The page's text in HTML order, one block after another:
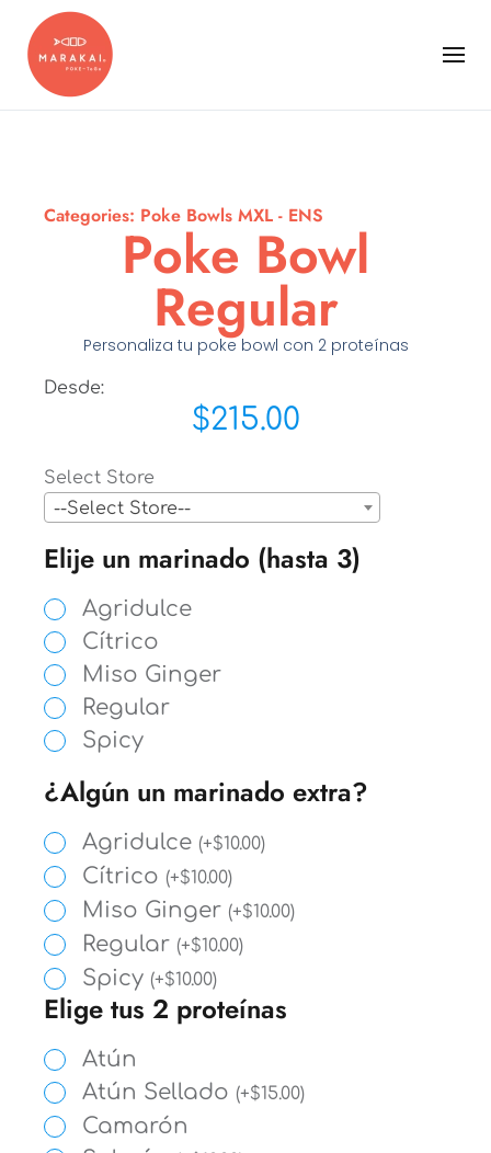
Categories: Poke Bowls MXL - ENS
Poke Bowl
Regular
Personaliza tu poke bowl con 2 proteínas
Desde:
$215.00
Select Store
--Select Store--
Elije un marinado (hasta 3)
Agridulce
Cítrico
Miso Ginger
Regular
Spicy
¿Algún un marinado extra?
Agridulce (+$10.00)
Cítrico (+$10.00)
Miso Ginger (+$10.00)
Regular (+$10.00)
Spicy (+$10.00)
Elige tus 2 proteínas
Atún
Atún Sellado (+$15.00)
Camarón